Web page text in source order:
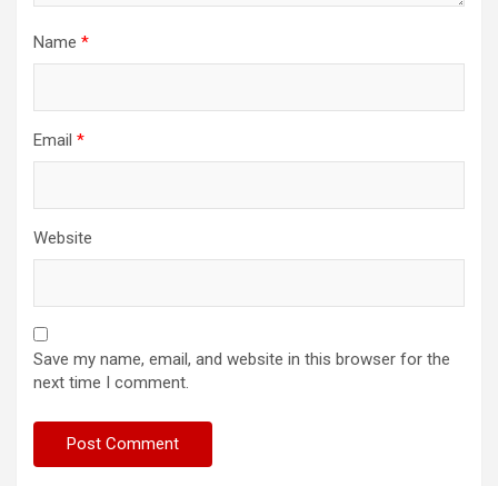
Name *
Email *
Website
Save my name, email, and website in this browser for the
next time I comment.